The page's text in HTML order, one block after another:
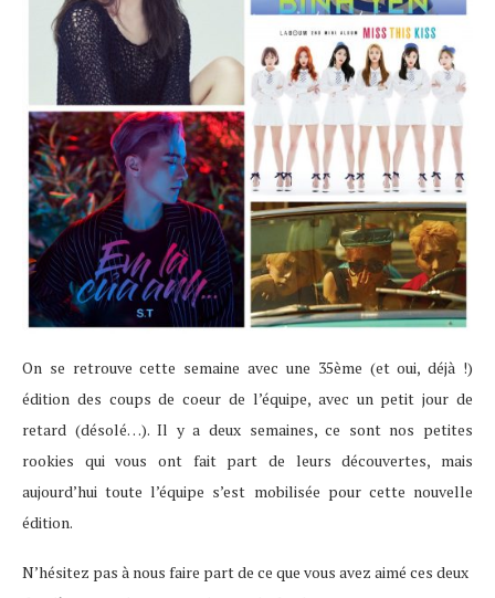
On se retrouve cette semaine avec une 35ème (et oui, déjà !)
édition des coups de coeur de l’équipe, avec un petit jour de
retard (désolé…). Il y a deux semaines, ce sont nos petites
rookies qui vous ont fait part de leurs découvertes, mais
aujourd’hui toute l’équipe s’est mobilisée pour cette nouvelle
édition.
N’hésitez pas à nous faire part de ce que vous avez aimé ces deux